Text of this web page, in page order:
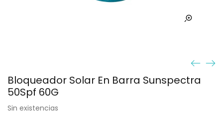
Bloqueador Solar En Barra Sunspectra
50Spf 60G
Sin existencias